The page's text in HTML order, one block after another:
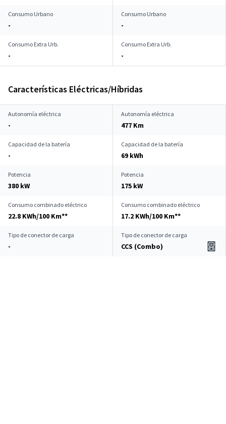
Consumo Urbano
-
Consumo Urbano
-
Consumo Extra Urb.
-
Consumo Extra Urb.
-
Características Eléctricas/Híbridas
Autonomía eléctrica
-
Autonomía eléctrica
477 Km
Capacidad de la batería
-
Capacidad de la batería
69 kWh
Potencia
380 kW
Potencia
175 kW
Consumo combinado eléctrico
22.8 KWh/100 Km**
Consumo combinado eléctrico
17.2 KWh/100 Km**
Tipo de conector de carga
-
Tipo de conector de carga
CCS (Combo)